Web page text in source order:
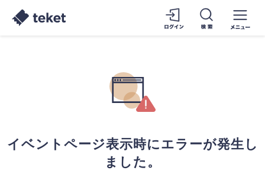
イベントページ表示時にエラーが発生し
ました。